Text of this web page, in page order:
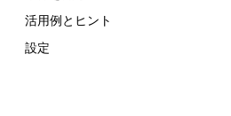
活用例とヒント
設定